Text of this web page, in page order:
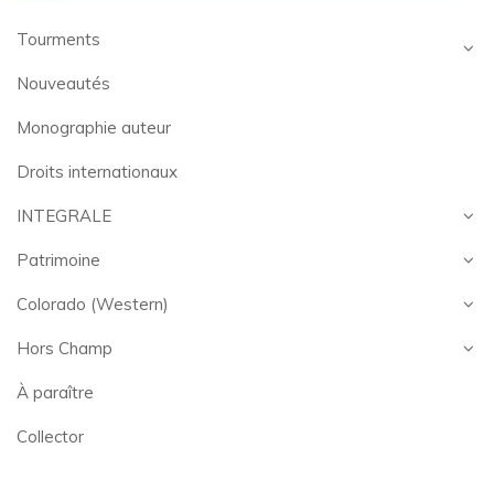
Tourments
Nouveautés
Monographie auteur
Droits internationaux
INTEGRALE
Patrimoine
Colorado (Western)
Hors Champ
À paraître
Collector